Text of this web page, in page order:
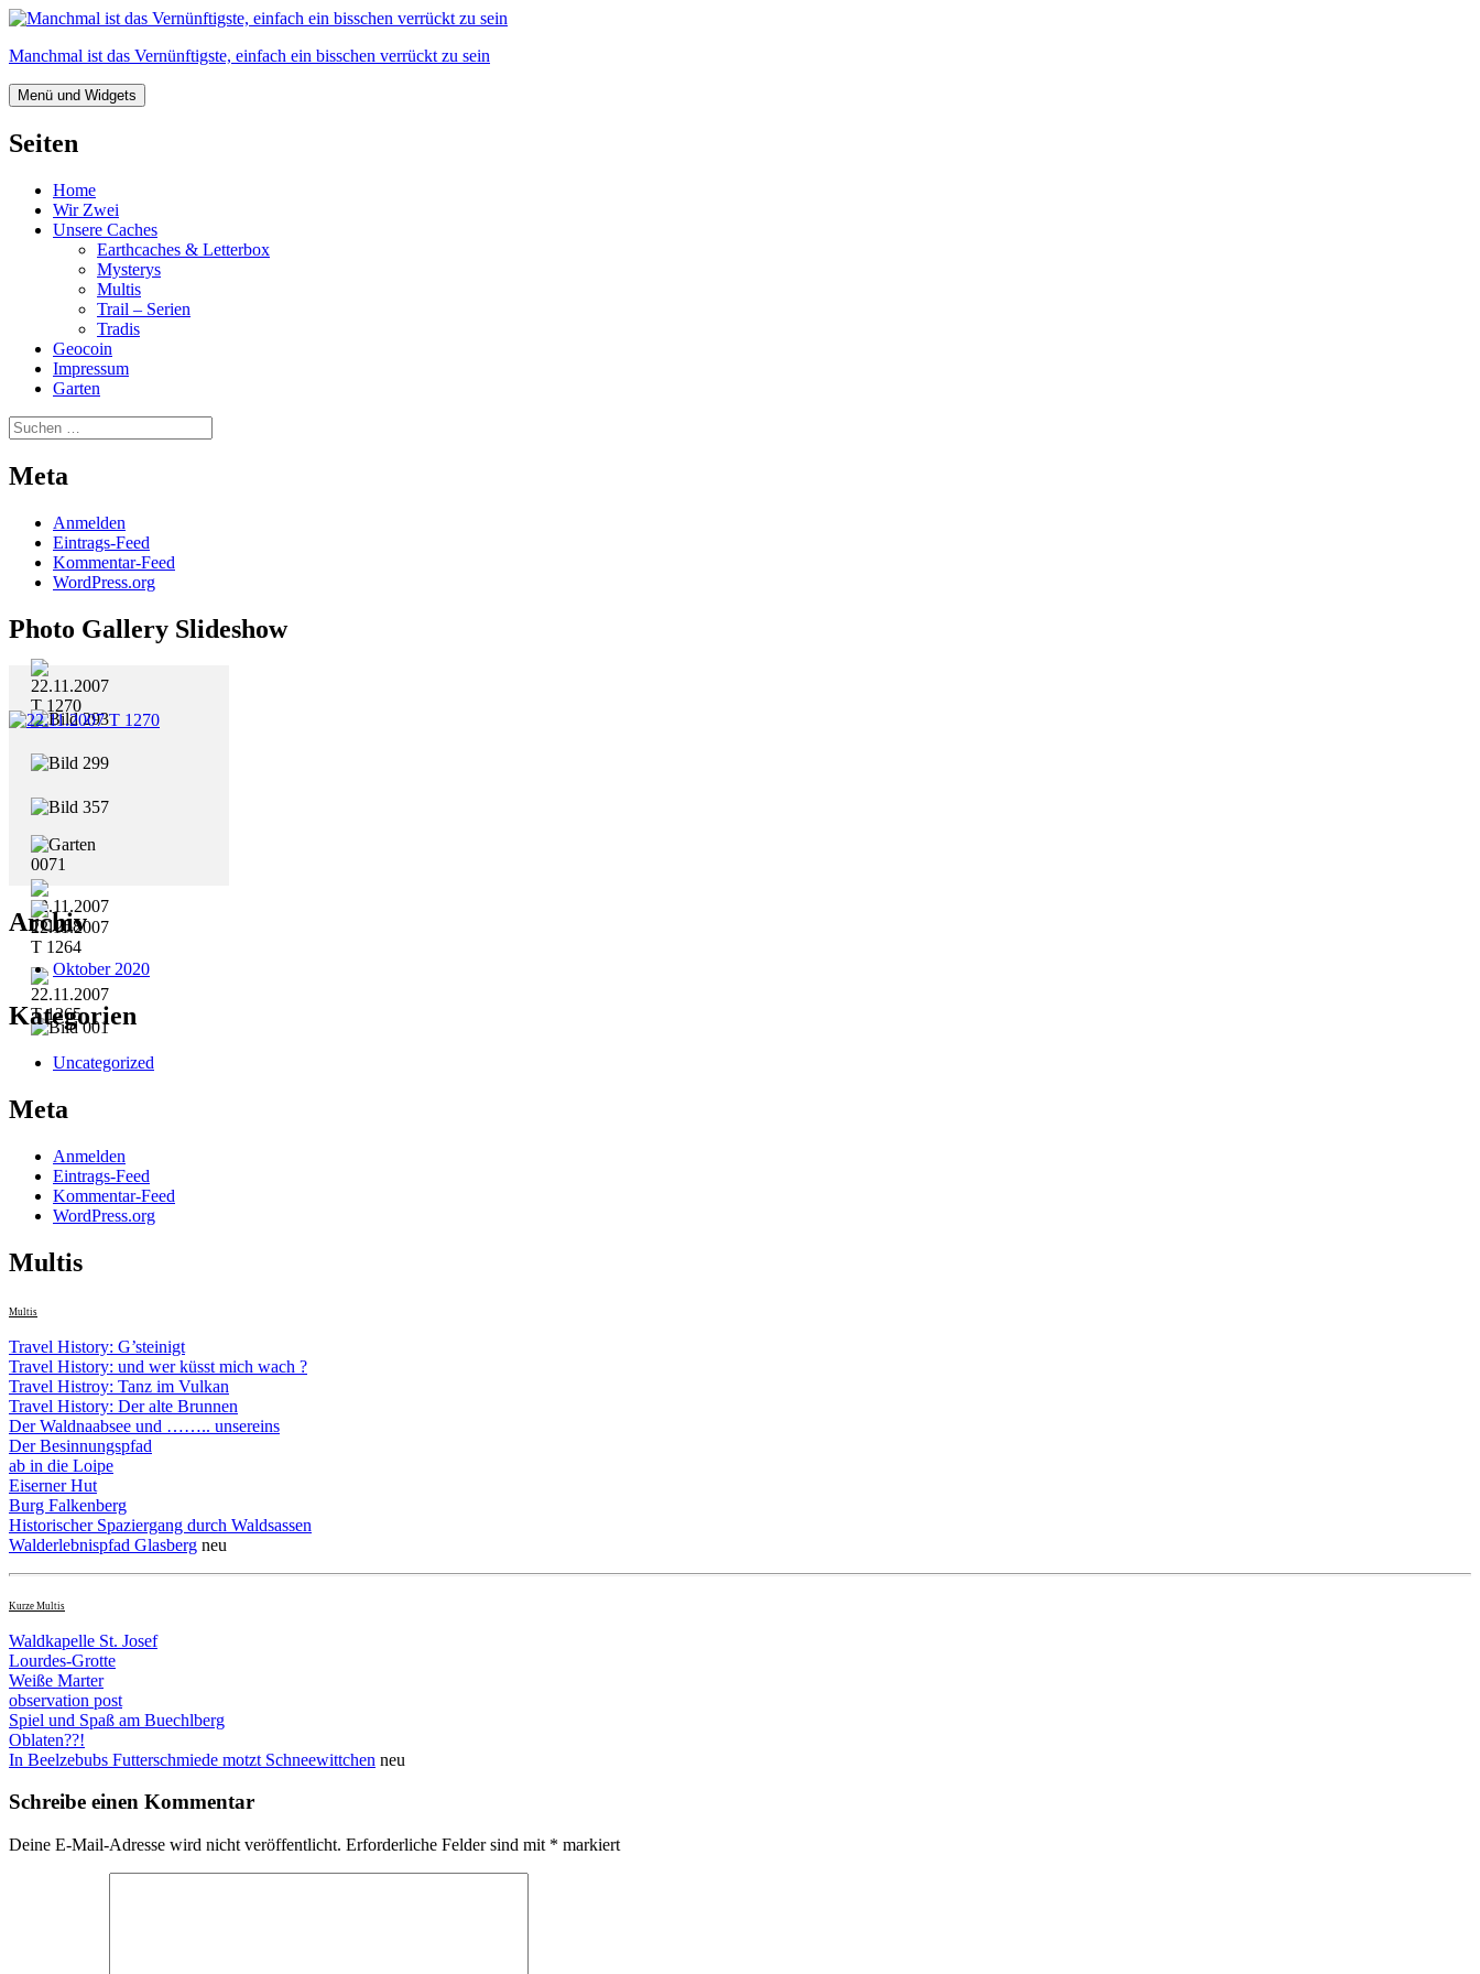
Zum
springen
Manchmal ist das Vernünftigste, einfach ein bisschen verrückt zu sein
Menü und Widgets
Seiten
Home
Wir Zwei
Unsere Caches
Earthcaches & Letterbox
Mysterys
Multis
Trail – Serien
Tradis
Geocoin
Impressum
Garten
Suchen
nach:
Meta
Anmelden
Eintrags-Feed
Kommentar-Feed
WordPress.org
Photo Gallery Slideshow
Archiv
Oktober 2020
Kategorien
Uncategorized
Meta
Anmelden
Eintrags-Feed
Kommentar-Feed
WordPress.org
Multis
Multis
Travel History: G’steinigt
Travel History: und wer küsst mich wach ?
Travel Histroy: Tanz im Vulkan
Travel History: Der alte Brunnen
Der Waldnaabsee und …….. unsereins
Der Besinnungspfad
ab in die Loipe
Eiserner Hut
Burg Falkenberg
Historischer Spaziergang durch Waldsassen
Walderlebnispfad Glasberg neu
Kurze Multis
Waldkapelle St. Josef
Lourdes-Grotte
Weiße Marter
observation post
Spiel und Spaß am Buechlberg
Oblaten??!
In Beelzebubs Futterschmiede motzt Schneewittchen neu
Schreibe einen Kommentar
Deine E-Mail-Adresse wird nicht veröffentlicht. Erforderliche Felder sind mit * markiert